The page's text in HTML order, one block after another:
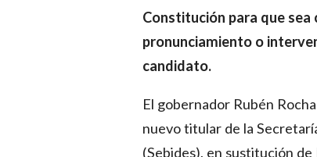
Constitución para que sea
pronunciamiento o
candidato.
El gobernador Rubén
nuevo titular de la
(Sebides), en sustitución